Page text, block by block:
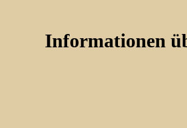
Informationen